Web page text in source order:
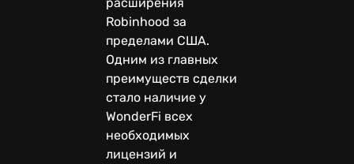
Robinhood за
пределами США.
Одним из главных
преимуществ сделки
стало наличие у
WonderFi всех
необходимых
лицензий и